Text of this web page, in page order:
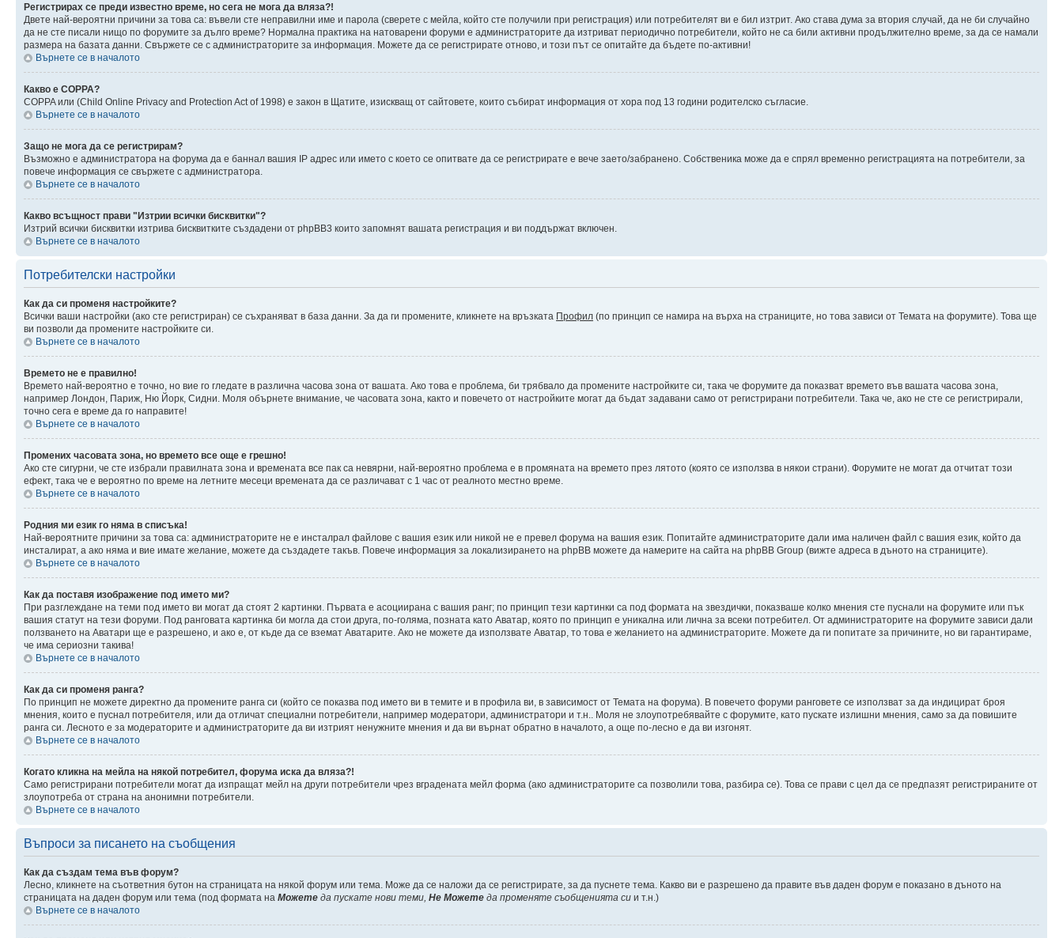
Регистрирах се преди известно време, но сега не мога да вляза?!
Двете най-вероятни причини за това са: въвели сте неправилни име и парола (сверете с мейла, който сте получили при регистрация) или потребителят ви е бил изтрит. Ако става дума за втория случай, да не би случайно
да не сте писали нищо по форумите за дълго време? Нормална практика на натоварени форуми е администраторите да изтриват периодично потребители, който не са били активни продължително време, за да се намали
размера на базата данни. Свържете се с администраторите за информация. Можете да се регистрирате отново, и този път се опитайте да бъдете по-активни!
Върнете се в началото
Какво е COPPA?
COPPA или (Child Online Privacy and Protection Act of 1998) е закон в Щатите, изискващ от сайтовете, които събират информация от хора под 13 години родителско съгласие.
Върнете се в началото
Защо не мога да се регистрирам?
Възможно е администратора на форума да е баннал вашия IP адрес или името с което се опитвате да се регистрирате е вече заето/забранено. Собственика може да е спрял временно регистрацията на потребители, за
повече информация се свържете с администратора.
Върнете се в началото
Какво всъщност прави "Изтрии всички бисквитки"?
Изтрий всички бисквитки изтрива бисквитките създадени от phpBB3 които запомнят вашата регистрация и ви поддържат включен.
Върнете се в началото
Потребителски настройки
Как да си променя настройките?
Всички ваши настройки (ако сте регистриран) се съхраняват в база данни. За да ги промените, кликнете на връзката Профил (по принцип се намира на върха на страниците, но това зависи от Темата на форумите). Това ще
ви позволи да промените настройките си.
Върнете се в началото
Времето не е правилно!
Времето най-вероятно е точно, но вие го гледате в различна часова зона от вашата. Ако това е проблема, би трябвало да промените настройките си, така че форумите да показват времето във вашата часова зона,
например Лондон, Париж, Ню Йорк, Сидни. Моля обърнете внимание, че часовата зона, както и повечето от настройките могат да бъдат задавани само от регистрирани потребители. Така че, ако не сте се регистрирали,
точно сега е време да го направите!
Върнете се в началото
Промених часовата зона, но времето все още е грешно!
Ако сте сигурни, че сте избрали правилната зона и времената все пак са невярни, най-вероятно проблема е в промяната на времето през лятото (която се използва в някои страни). Форумите не могат да отчитат този
ефект, така че е вероятно по време на летните месеци времената да се различават с 1 час от реалното местно време.
Върнете се в началото
Родния ми език го няма в списъка!
Най-вероятните причини за това са: администраторите не е инсталрал файлове с вашия език или никой не е превел форума на вашия език. Попитайте администраторите дали има наличен файл с вашия език, който да
инсталират, а ако няма и вие имате желание, можете да създадете такъв. Повече информация за локализирането на phpBB можете да намерите на сайта на phpBB Group (вижте адреса в дъното на страниците).
Върнете се в началото
Как да поставя изображение под името ми?
При разглеждане на теми под името ви могат да стоят 2 картинки. Първата е асоциирана с вашия ранг; по принцип тези картинки са под формата на звездички, показваше колко мнения сте пуснали на форумите или пък
вашия статут на тези форуми. Под ранговата картинка би могла да стои друга, по-голяма, позната като Аватар, която по принцип е уникална или лична за всеки потребител. От администраторите на форумите зависи дали
ползването на Аватари ще е разрешено, и ако е, от къде да се вземат Аватарите. Ако не можете да използвате Аватар, то това е желанието на администраторите. Можете да ги попитате за причините, но ви гарантираме,
че има сериозни такива!
Върнете се в началото
Как да си променя ранга?
По принцип не можете директно да промените ранга си (който се показва под името ви в темите и в профила ви, в зависимост от Темата на форума). В повечето форуми ранговете се използват за да индицират броя
мнения, които е пуснал потребителя, или да отличат специални потребители, например модератори, администратори и т.н.. Моля не злоупотребявайте с форумите, като пускате излишни мнения, само за да повишите
ранга си. Лесното е за модераторите и администраторите да ви изтрият ненужните мнения и да ви върнат обратно в началото, а още по-лесно е да ви изгонят.
Върнете се в началото
Когато кликна на мейла на някой потребител, форума иска да вляза?!
Само регистрирани потребители могат да изпращат мейл на други потребители чрез вградената мейл форма (ако администраторите са позволили това, разбира се). Това се прави с цел да се предпазят регистрираните от
злоупотреба от страна на анонимни потребители.
Върнете се в началото
Въпроси за писането на съобщения
Как да създам тема във форум?
Лесно, кликнете на съответния бутон на страницата на някой форум или тема. Може да се наложи да се регистрирате, за да пуснете тема. Какво ви е разрешено да правите във даден форум е показано в дъното на
страницата на даден форум или тема (под формата на Можете да пускате нови теми, Не Можете да променяте съобщенията си и т.н.)
Върнете се в началото